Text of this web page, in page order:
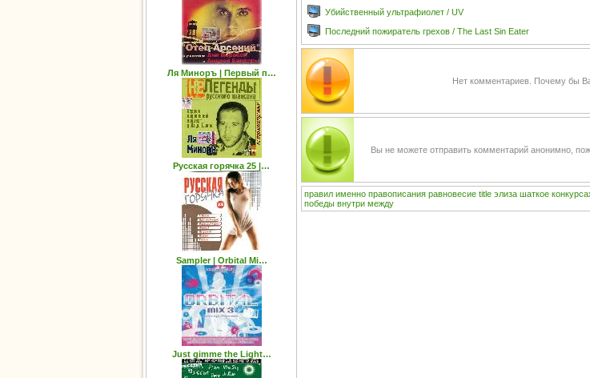
Ля Миноръ | Первый п…
Русская горячка 25 |…
Sampler | Orbital Mi…
Just gimme the Light…
Убийственный ультрафиолет / UV
Последний пожиратель грехов / The Last Sin Eater
Нет комментариев. Почему бы
Вы не можете отправить комментарий анонимно,
правил именно правописания равновесие title элиза шаткое
победы внутри между